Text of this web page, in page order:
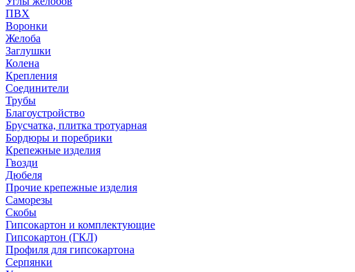
ПВХ
Воронки
Желоба
Заглушки
Колена
Крепления
Соединители
Трубы
Благоустройство
Брусчатка, плитка тротуарная
Бордюры и поребрики
Крепежные изделия
Гвозди
Дюбеля
Прочие крепежные изделия
Саморезы
Скобы
Гипсокартон и комплектующие
Гипсокартон (ГКЛ)
Профиля для гипсокартона
Серпянки